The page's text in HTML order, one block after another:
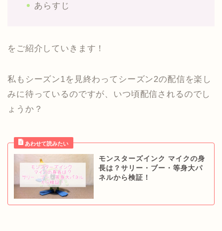
あらすじ
をご紹介していきます！
私もシーズン1を見終わってシーズン2の配信を楽し
みに待っているのですが、いつ頃配信されるのでし
ょうか？
モンスターズインク マイクの身
長は？サリー・ブー・等身大パ
ネルから検証！